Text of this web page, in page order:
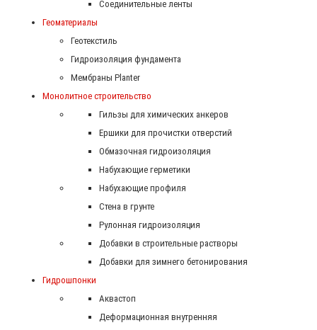
Соединительные ленты
Геоматериалы
Геотекстиль
Гидроизоляция фундамента
Мембраны Planter
Монолитное строительство
Гильзы для химических анкеров
Ершики для прочистки отверстий
Обмазочная гидроизоляция
Набухающие герметики
Набухающие профиля
Стена в грунте
Рулонная гидроизоляция
Добавки в строительные растворы
Добавки для зимнего бетонирования
Гидрошпонки
Аквастоп
Деформационная внутренняя